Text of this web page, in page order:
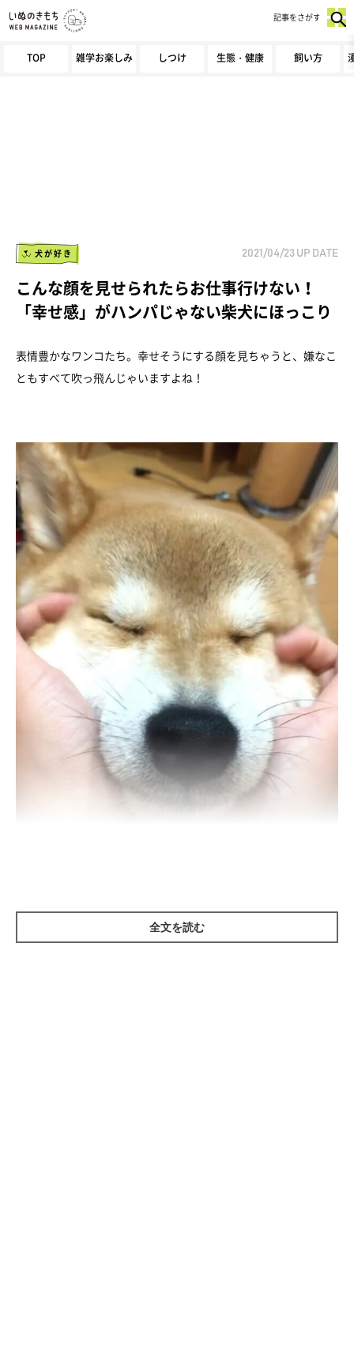
TOP 雑学お楽しみ しつけ 生態・健康 飼い方
記事をさがす
犬が好き 2021/04/23 UP DATE
こんな顔を見せられたらお仕事行けない！
「幸せ感」がハンパじゃない柴犬にほっこり
表情豊かなワンコたち。幸せそうにする顔を見ちゃうと、嫌なこ
ともすべて吹っ飛んじゃいますよね！
ん。飼い主さんに顔をむにゅむにゅと触られて、めちゃめちゃ幸
せそうな表情！
全文を読む